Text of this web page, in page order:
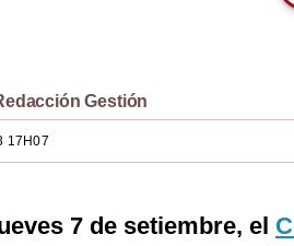
Gestión
17H07
7 de setiembre, el